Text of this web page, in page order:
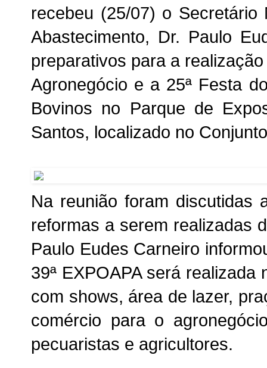
recebeu (25/07) o
Abastecimento, Dr. Paulo
preparativos para a
Agronegócio e a 25ª Festa
Bovinos no Parque de
Santos, localizado no
Na reunião foram discutidas
reformas a serem realizadas
Paulo Eudes Carneiro
39ª EXPOAPA será
com shows, área de lazer,
comércio para o
pecuaristas e agricultores.